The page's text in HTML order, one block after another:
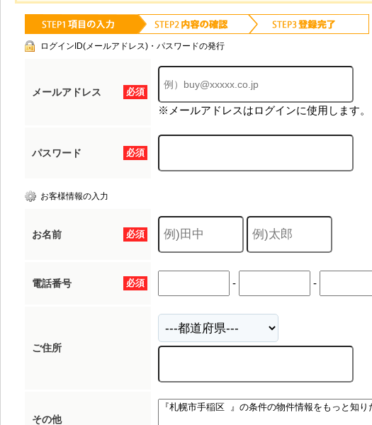
ログインID(メールアドレス)・パスワードの発行
必須
メールアドレス
※メールアドレスはログインに使用します。
必須
パスワード
お客様情報の入力
必須
お名前
必須
電話番号 - -
ご住所
その他